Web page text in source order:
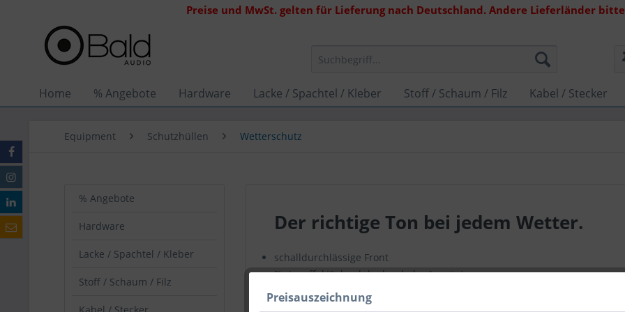
Preise und MwSt. gelten für Lieferung nach Deutschland. Andere Lieferländer
Home % Angebote Hardware Lacke / Spachtel / Kleber Stoff / Schaum / Filz Kabel / Stecker
Equipment Schutzhüllen Wetterschutz
% Angebote
Hardware
Lacke / Spachtel / Kleber
Stoff / Schaum / Filz
Der richtige Ton bei jedem Wetter.
schalldurchlässige Front
"Lotuseffekt" durch hydrophobe Ausrüstung
auch für aktive LS geeignet
für flexible Verkabelung
Preisauszeichnung